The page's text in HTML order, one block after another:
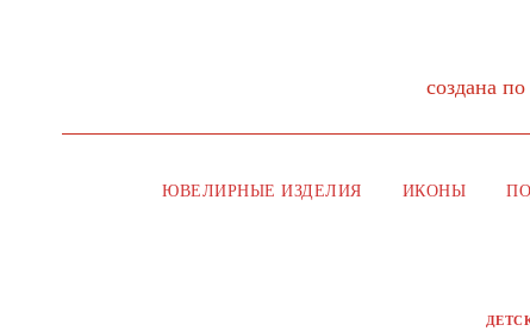
создана
ЮВЕЛИРНЫЕ ИЗДЕЛИЯ ИКОНЫ